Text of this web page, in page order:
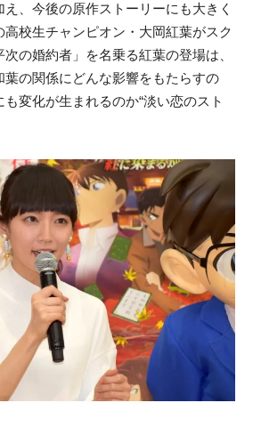
、今後の原作ストーリーにも大きく
校生チャンピオン・大岡紅葉がスク
の婚約者」を名乗る紅葉の登場は、
の関係にどんな影響をもたらすの
変化が生まれるのか“淡い恋のスト